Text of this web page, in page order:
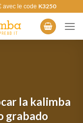
avec le code K3250
la kalimba
grabado